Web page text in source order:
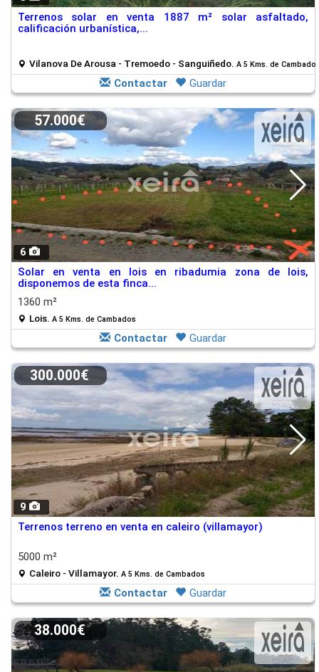
Terrenos solar en venta 1887 m² solar asfaltado,
calificación urbanística,...
Vilanova De Arousa - Tremoedo - Sanguiñedo. A 5 Kms. de
Contactar Guardar
6
57.000€
Solar en venta en lois en ribadumia zona de lois,
disponemos de esta finca...
1360 m²
Lois. A 5 Kms. de Cambados
Contactar Guardar
9
300.000€
Terrenos terreno en venta en caleiro (villamayor)
5000 m²
Caleiro - Villamayor. A 5 Kms. de Cambados
Contactar Guardar
38.000€